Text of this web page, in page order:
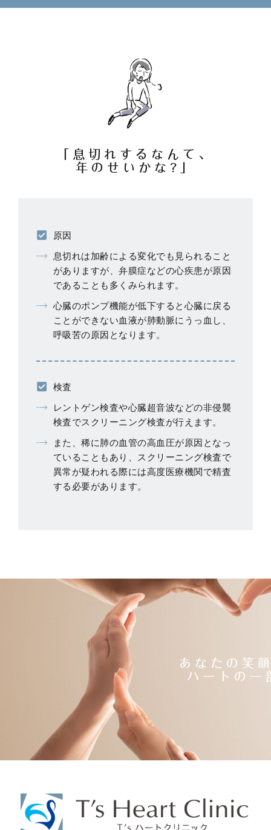
「息切れするなんて、
年のせいかな?」
原因
息切れは加齢による変化でも見られること
がありますが、弁膜症などの心疾患が原因
であることも多くみられます。
心臓のポンプ機能が低下すると心臓に戻る
ことができない血液が肺動脈にうっ血し、
呼吸苦の原因となります。
検査
レントゲン検査や心臓超音波などの非侵襲
検査でスクリーニング検査が行えます。
また、稀に肺の血管の高血圧が原因となっ
ていることもあり、スクリーニング検査で
異常が疑われる際には高度医療機関で精査
する必要があります。
あなたの笑
ハートの一